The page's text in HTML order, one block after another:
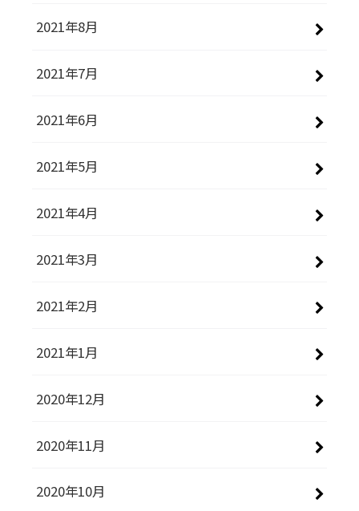
2021年8月
2021年7月
2021年6月
2021年5月
2021年4月
2021年3月
2021年2月
2021年1月
2020年12月
2020年11月
2020年10月